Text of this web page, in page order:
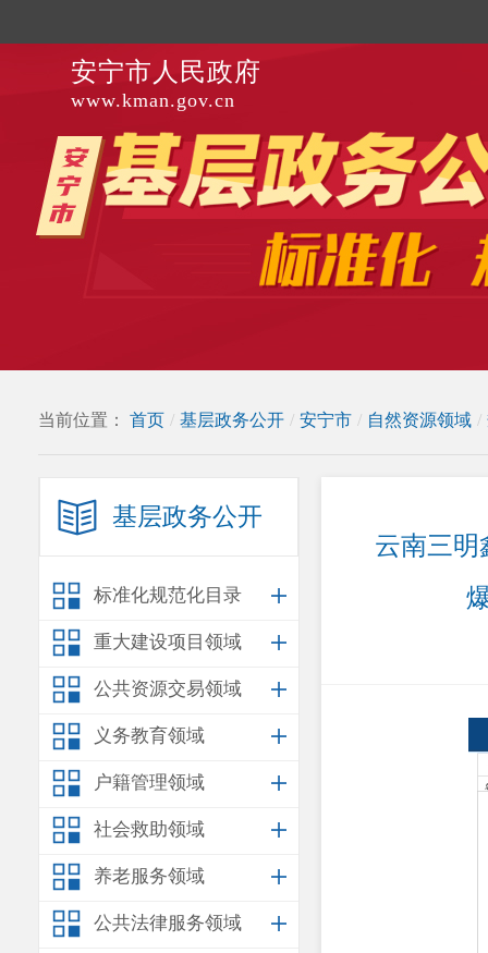
安宁市人民政府
www.kman.gov.cn
当前位置： 首页 / 基层政务公开 / 安宁市 / 自然资源领域 /
基层政务公开
标准化规范化目录
重大建设项目领域
公共资源交易领域
义务教育领域
户籍管理领域
社会救助领域
养老服务领域
公共法律服务领域
云南三明